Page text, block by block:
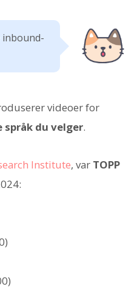
inbound-
videoer for
språk du velger.
Institute, var TOPP